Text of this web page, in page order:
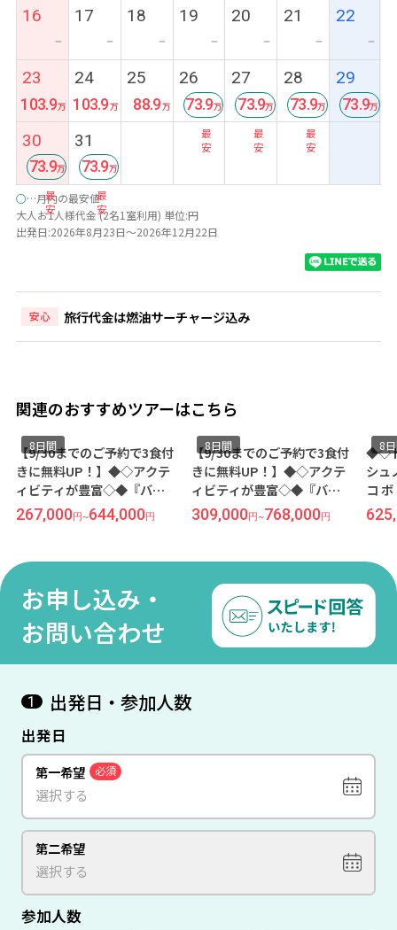
16
ー
17
ー
18
ー
19
ー
20
ー
21
ー
22
ー
23
103.9
24
103.9
25
88.9
26
最
安
73.9
27
最
安
73.9
28
最
安
73.9
29
73.9
30
最
安
73.9
31
最
安
73.9
○…月内の最安値
大人お1人様代金 (2名1室利用) 単位:円
出発日:2026年8月23日～2026年12月22日
安心 旅行代金は燃油サーチャージ込み
関連のおすすめツアーはこちら
【9/30までのご予約で3食付
きに無料UP！】◆◇アクテ
ィビティが豊富◇◆『バン
ドス モルディブ（スタンダ
ードビーチフロントルーム
羽田発着 シンガポール航空
利用 モルディブ8日間
8日間
267,000円~644,000円
【9/30までのご予約で3食付
きに無料UP！】◆◇アクテ
ィビティが豊富◇◆『バン
ドス モルディブ（デラック
スビーチフロントルーム／
空発着 シンガポール航空利
用 モルディブ8日間
8日間
309,000円~768,000円
◆◇ド
シュ
コ ボ
き水
き）』
日間
8日間
お申し込み・
お問い合わせ
1 出発日・参加人数
出発日
第一希望 必須
第二希望
参加人数